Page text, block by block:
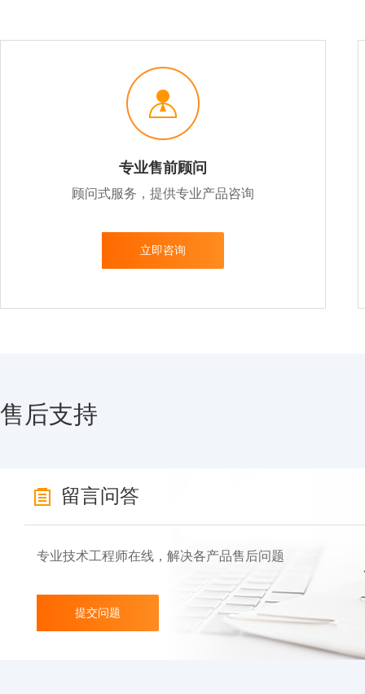
专业售前顾问
顾问式服务，提供专业产品咨询
立即咨询
售后支持
留言问答
专业技术工程师在线，解决各产品售后问题
提交问题